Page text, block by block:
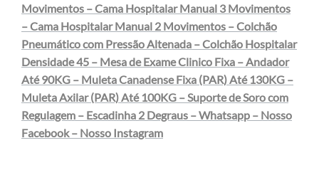
Movimentos –Cama Hospitalar Manual 3 Movimentos
–Cama Hospitalar Manual 2 Movimentos –Colchão
Pneumático com Pressão Altenada –Colchão Hospitalar
Densidade 45 – Mesa de Exame Clinico Fixa – Andador
Até 90KG – Muleta Canadense Fixa (PAR) Até 130KG –
Muleta Axilar (PAR) Até 100KG – Suporte de Soro com
Regulagem – Escadinha 2 Degraus –Whatsapp – Nosso
Facebook– Nosso Instagram